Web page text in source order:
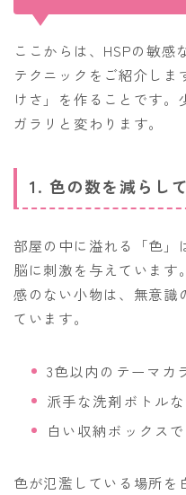
ここからは、HSPの敏感
テクニックをご紹介し
けさ」を作ることです
ガラリと変わります。
1. 色の数を減らし
部屋の中に溢れる「色」
脳に刺激を与えています
感のない小物は、無意識
ています。
3色以内のテーマカ
派手な洗剤ボトル
白い収納ボックス
色が氾濫している場所を